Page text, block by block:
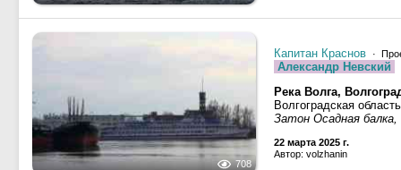
708
Капитан Краснов ·
Александр Невский
Река Волга,
Волгоградская
Затон Осадная
22 марта 2025 г.
Автор: volzhanin